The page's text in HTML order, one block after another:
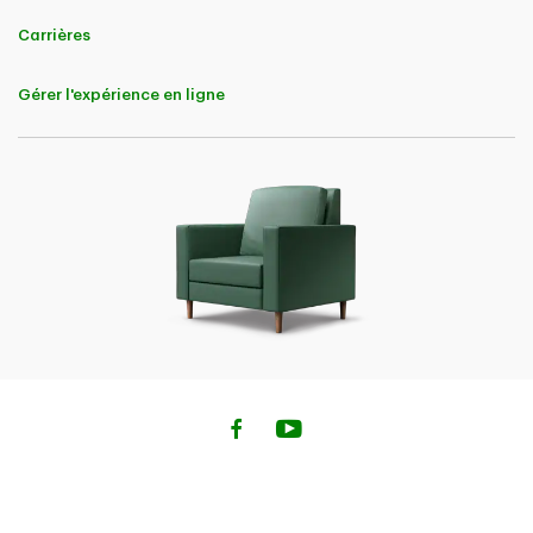
Carrières
Gérer l'expérience en ligne